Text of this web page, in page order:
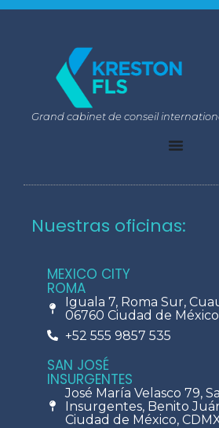
Grand cabinet de conseil
Nuestras oficinas:
MEXICO CITY
ROMA
Iguala 7, Roma Sur,
06760 Ciudad de
+52 555 9857 535
SAN JOSÉ
INSURGENTES
José María Velasco 79,
Insurgentes, Benito
Ciudad de México,